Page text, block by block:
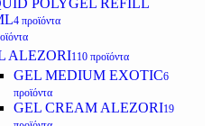
POLYGEL REFILL
4 προϊόντα
ALEZORI110 προϊόντα
GEL MEDIUM EXOTIC6
προϊόντα
GEL CREAM ALEZORI19